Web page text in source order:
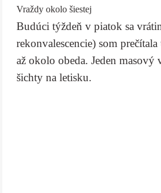
Vraždy okolo šiestej
Budúci týždeň v piatok sa
rekonvalescencie) som
až okolo obeda. Jeden
šichty na letisku.